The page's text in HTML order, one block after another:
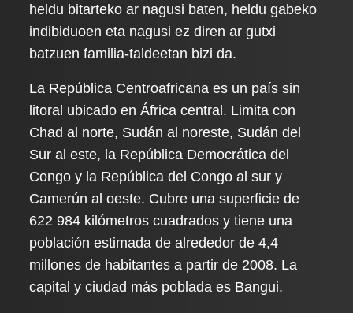
heldu bitarteko ar nagusi baten, heldu gabeko
indibiduoen eta nagusi ez diren ar gutxi
batzuen familia-taldeetan bizi da.
La República Centroafricana es un país sin
litoral ubicado en África central. Limita con
Chad al norte, Sudán al noreste, Sudán del
Sur al este, la República Democrática del
Congo y la República del Congo al sur y
Camerún al oeste. Cubre una superficie de
622 984 kilómetros cuadrados y tiene una
población estimada de alrededor de 4,4
millones de habitantes a partir de 2008. La
capital y ciudad más poblada es Bangui.